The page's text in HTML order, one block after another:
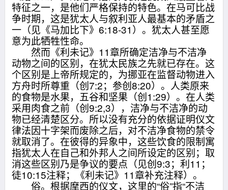
特征之一，是他们严格保持的特色。在马可比战
争时期，这是犹太人与叙利亚人最基本的矛盾之
一（见《马加比下》6:18-31）。犹太人甚至愿
意为此牺牲性命。
然而《利未记》11章所确定洁净与不洁净
动物之间的区别，在犹太民族之先就已存在。这
个区别是上帝所规定的，为挪亚在监督动物进入
方舟时所尊重（创7:2；参创8:20）。人类原来
的食物是水果，五谷和坚果（创1:29）。在人类
采用肉食之前（创9:2,3），洁净与不洁净的动
物已经清楚区分。所以没有充分的依据证明仪文
律法因十字架而废除之后，对不洁净食物的禁令
就取消了。在彼得的异象中，这些饮食的限制寓
指犹太人在自己和外邦人之间所设定的区别；取
消这些区别乃是争议的要点（见创9:3；利11；
徒10:15注释；《利未记》11章补充注释）。
俗。根据摩西的仪文，这里的“俗”指“不洁